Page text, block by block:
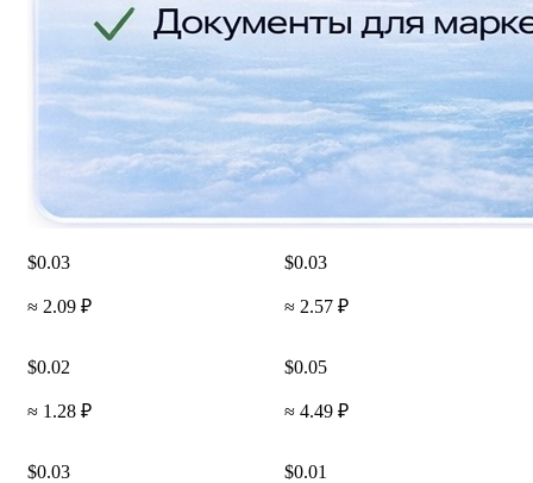
$0.03
≈ 2.09 ₽
$0.03
≈ 2.57 ₽
$0.02
≈ 1.28 ₽
$0.05
≈ 4.49 ₽
$0.03 $0.01